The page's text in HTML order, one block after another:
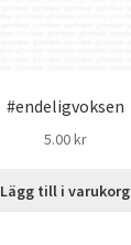
#endeligvoksen
5.00kr
Lägg till i varukorg